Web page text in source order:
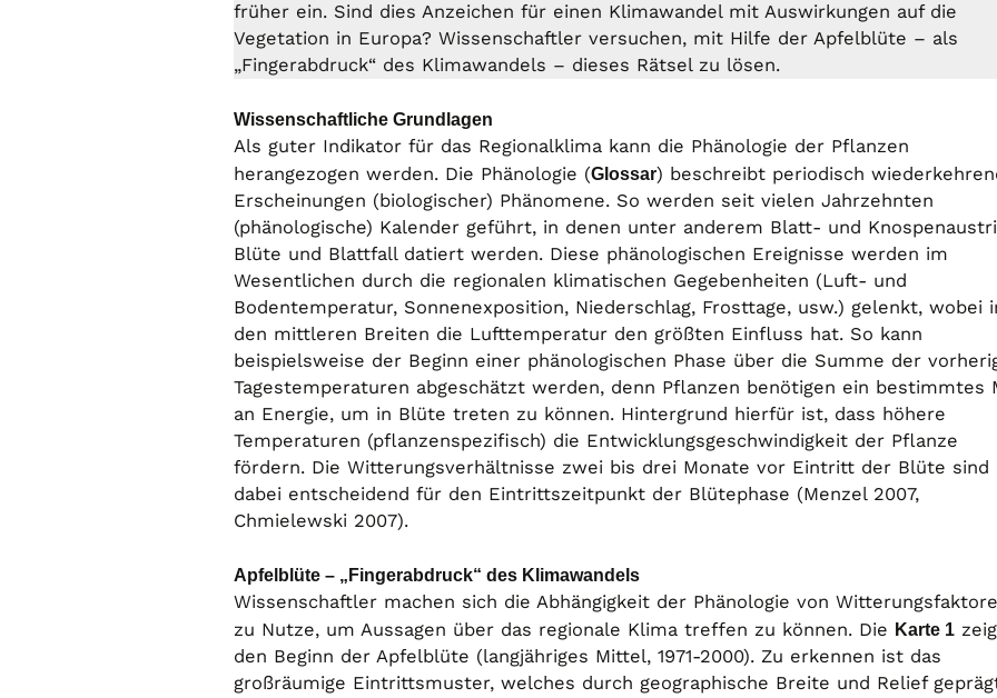
früher ein. Sind dies Anzeichen für einen Klimawandel mit Auswirkungen auf die
Vegetation in Europa? Wissenschaftler versuchen, mit Hilfe der Apfelblüte – als
„Fingerabdruck“ des Klimawandels – dieses Rätsel zu lösen.
Wissenschaftliche Grundlagen
Als guter Indikator für das Regionalklima kann die Phänologie der Pflanzen
herangezogen werden. Die Phänologie (Glossar) beschreibt periodisch
Erscheinungen (biologischer) Phänomene. So werden seit vielen Jahrzehnten
(phänologische) Kalender geführt, in denen unter anderem Blatt- und
Blüte und Blattfall datiert werden. Diese phänologischen Ereignisse werden im
Wesentlichen durch die regionalen klimatischen Gegebenheiten (Luft- und
Bodentemperatur, Sonnenexposition, Niederschlag, Frosttage, usw.) gelenkt, wobei
den mittleren Breiten die Lufttemperatur den größten Einfluss hat. So kann
beispielsweise der Beginn einer phänologischen Phase über die Summe der
Tagestemperaturen abgeschätzt werden, denn Pflanzen benötigen ein bestimmtes
an Energie, um in Blüte treten zu können. Hintergrund hierfür ist, dass höhere
Temperaturen (pflanzenspezifisch) die Entwicklungsgeschwindigkeit der Pflanze
fördern. Die Witterungsverhältnisse zwei bis drei Monate vor Eintritt der Blüte sind
dabei entscheidend für den Eintrittszeitpunkt der Blütephase (Menzel 2007,
Chmielewski 2007).
Apfelblüte – „Fingerabdruck“ des Klimawandels
Wissenschaftler machen sich die Abhängigkeit der Phänologie von
zu Nutze, um Aussagen über das regionale Klima treffen zu können. Die Karte 1
den Beginn der Apfelblüte (langjähriges Mittel, 1971-2000). Zu erkennen ist das
großräumige Eintrittsmuster, welches durch geographische Breite und Relief